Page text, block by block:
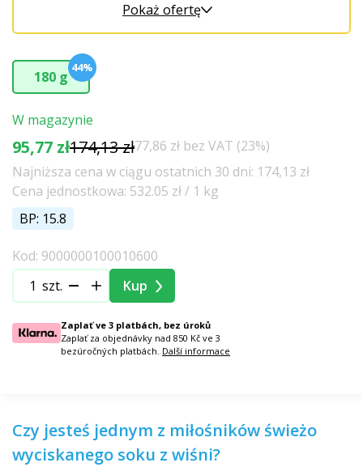
Pokaż ofertę
180 g
44%
W magazynie
95,77 zł174,13 zł77,86 zł bez VAT (23%)
Najniższa cena w ciągu ostatnich 30 dni: 174,13 zł
Cena jednostkowa: 532.05 zł / 1 kg
BP: 15.8
Kod: 9000000100010600
szt.
Kup
Zaplať ve 3 platbách, bez úroků
Zaplať za objednávky nad 850 Kč ve 3
bezúročných platbách. Další informace
Czy jesteś jednym z miłośników świeżo
wyciskanego soku z wiśni?